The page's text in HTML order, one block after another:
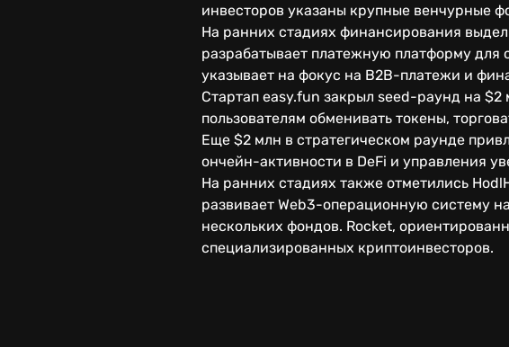
инвесторов указаны крупные венчурные
На ранних стадиях финансирования
разрабатывает платежную платформу
указывает на фокус на B2B-платежи и
Стартап easy.fun закрыл seed-раунд на
пользователям обменивать токены,
Еще $2 млн в стратегическом раунде
ончейн-активности в DeFi и управления
На ранних стадиях также отметились
развивает Web3-операционную систему
нескольких фондов. Rocket,
специализированных криптоинвесторов.